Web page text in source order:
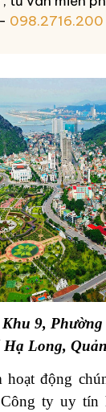
098.2716.200
9,
Hạ Long,
hoạt động
ty uy tín